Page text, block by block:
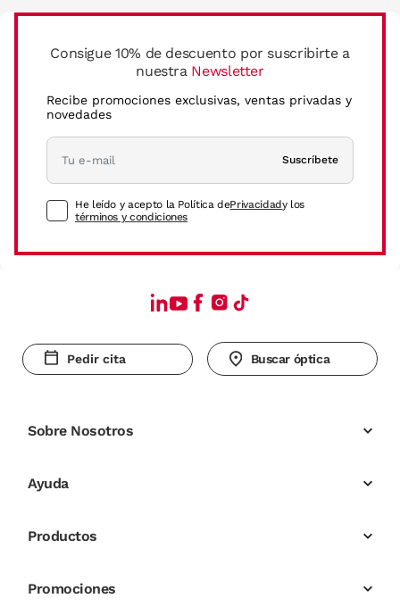
Consigue 10% de descuento por suscribirte a
nuestra Newsletter
Recibe promociones exclusivas, ventas privadas y
novedades
Suscríbete
He leído y acepto la Política dePrivacidady los
términos y condiciones
Pedir cita Buscar óptica
Sobre Nosotros
Ayuda
Productos
Promociones